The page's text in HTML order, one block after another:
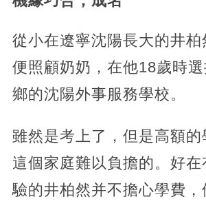
從小在遼寧沈陽長大的井柏
便照顧奶奶，在他18歲時
鄉的沈陽外事服務學校。
雖然是考上了，但是高額的
這個家庭難以負擔的。好在
驗的井柏然并不擔心學費，